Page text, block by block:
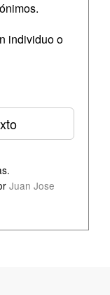
individuo o
Juan Jose